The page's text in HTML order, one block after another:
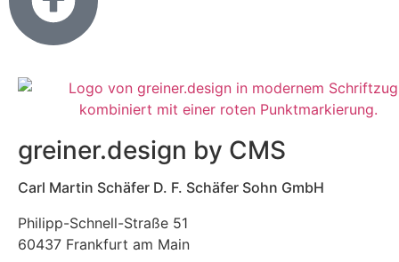
greiner.design by CMS
Carl Martin Schäfer D. F. Schäfer Sohn GmbH
Philipp-Schnell-Straße 51
60437 Frankfurt am Main